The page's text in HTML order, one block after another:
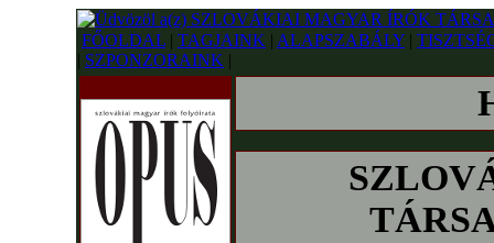
FŐOLDAL | TAGJAINK | ALAPSZABÁLY |
| SZPONZORAINK |